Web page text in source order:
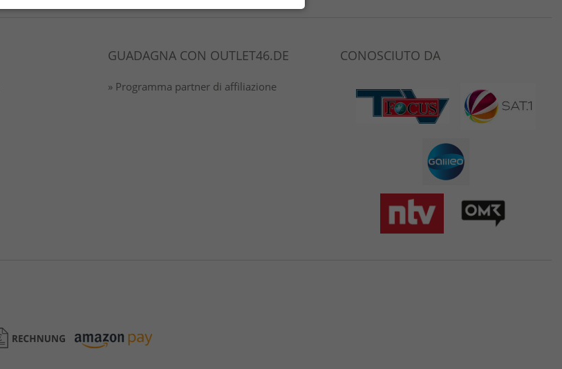
GUADAGNA CON OUTLET46.DE
» Programma partner di affiliazione
CONOSCIUTO DA